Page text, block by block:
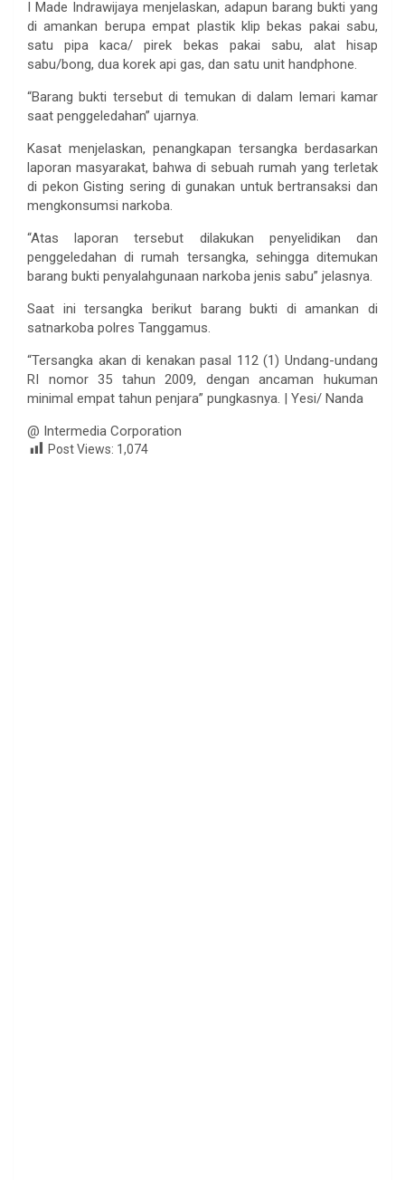
I Made Indrawijaya menjelaskan, adapun barang bukti yang
di amankan berupa empat plastik klip bekas pakai sabu,
satu pipa kaca/ pirek bekas pakai sabu, alat hisap
sabu/bong, dua korek api gas, dan satu unit handphone.
“Barang bukti tersebut di temukan di dalam lemari kamar
saat penggeledahan” ujarnya.
Kasat menjelaskan, penangkapan tersangka berdasarkan
laporan masyarakat, bahwa di sebuah rumah yang terletak
di pekon Gisting sering di gunakan untuk bertransaksi dan
mengkonsumsi narkoba.
“Atas laporan tersebut dilakukan penyelidikan dan
penggeledahan di rumah tersangka, sehingga ditemukan
barang bukti penyalahgunaan narkoba jenis sabu” jelasnya.
Saat ini tersangka berikut barang bukti di amankan di
satnarkoba polres Tanggamus.
“Tersangka akan di kenakan pasal 112 (1) Undang-undang
RI nomor 35 tahun 2009, dengan ancaman hukuman
minimal empat tahun penjara” pungkasnya. | Yesi/ Nanda
@ Intermedia Corporation
Post Views: 1,074